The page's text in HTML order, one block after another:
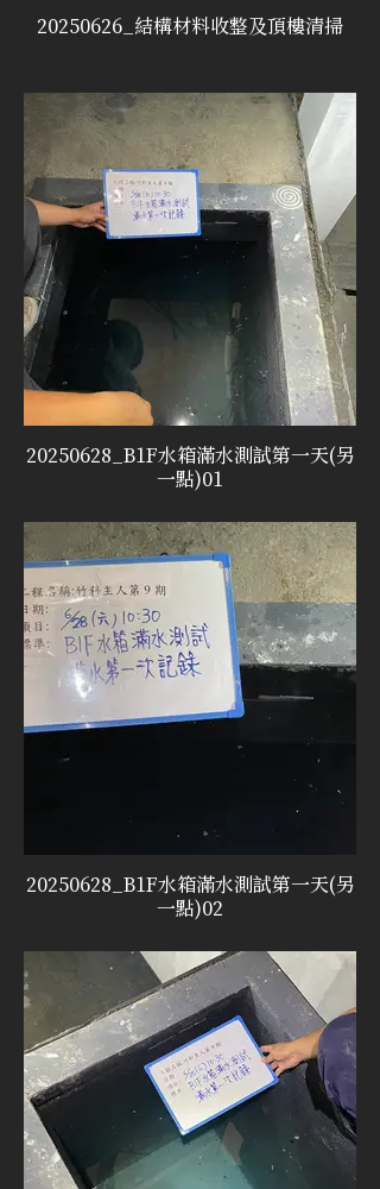
20250626_結構材料收整及頂樓清掃
20250628_B1F水箱滿水測試第一天(另
一點)01
20250628_B1F水箱滿水測試第一天(另
一點)02